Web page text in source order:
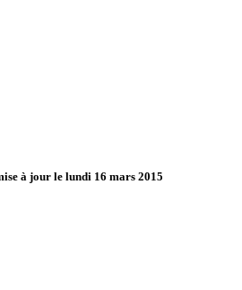
à jour le lundi 16 mars 2015